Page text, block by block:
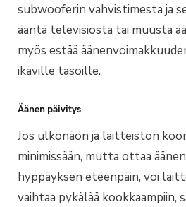
subwooferin vahvistimesta ja
ääntä televisiosta tai muusta
myös estää
ikäville tasoille.
Äänen päivitys
Jos ulkonäön ja laitteiston
minimissään, mutta ottaa
hyppäyksen eteenpäin, voi
vaihtaa pykälää kookkaampiin,